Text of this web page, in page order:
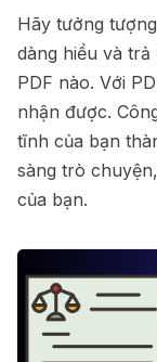
Hãy tưởng
dàng hiểu và
PDF nào. Với
nhận được.
tĩnh của bạn
sàng trò
của bạn.